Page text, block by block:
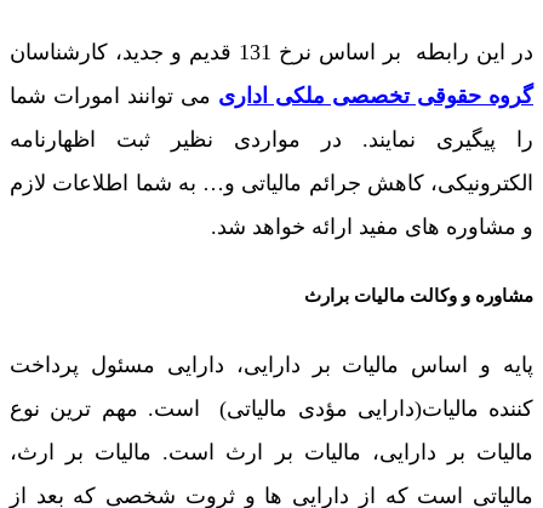
در این رابطه بر اساس نرخ 131 قدیم و جدید، کارشناسان
گروه حقوقی تخصصی ملکی اداری می توانند امورات شما
را پیگیری نمایند. در مواردی نظیر ثبت اظهارنامه
الکترونیکی، کاهش جرائم مالیاتی و… به شما اطلاعات لازم
و مشاوره های مفید ارائه خواهد شد.
مشاوره و وکالت مالیات برارث
پایه و اساس مالیات بر دارایی، دارایی مسئول پرداخت
کننده مالیات(دارایی مؤدی مالیاتی) است. مهم ترین نوع
مالیات بر دارایی، مالیات بر ارث است. مالیات بر ارث،
مالیاتی است که از دارایی ها و ثروت شخصی که بعد از